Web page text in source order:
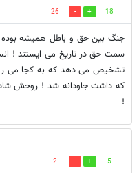
18
26
جنگ بین حق و باطل همیشه
سمت حق در تاریخ می ایستند !
تشخیص می دهد که به کجا می
که داشت جاودانه شد ! روحش شاد
!
5
2